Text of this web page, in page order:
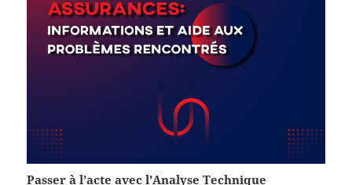
Passer à l’acte avec l’Analyse Technique